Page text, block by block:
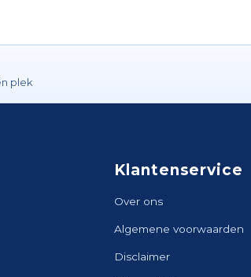
plek
Klantenservice
Over ons
Algemene voorwaarden
Disclaimer